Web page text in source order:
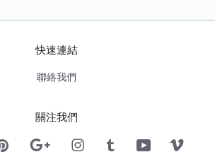
快速連結
聯絡我們
關注我們
Pinterest Google InstagramTumblr YouTube